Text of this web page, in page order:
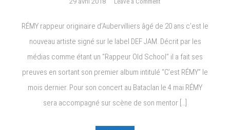
:
au
Bataclan
le
RÉMY rappeur originaire d’Aubervilliers âgé de 20 ans c’est le
nouveau artiste signé sur le label DEF JAM. Décrit par les
médias comme étant un “Rappeur Old School” il a fait ses
preuves en sortant son premier album intitulé “C’est RÉMY” le
mois dernier. Pour son concert au Bataclan le 4 mai RÉMY
sera accompagné sur scène de son mentor […]